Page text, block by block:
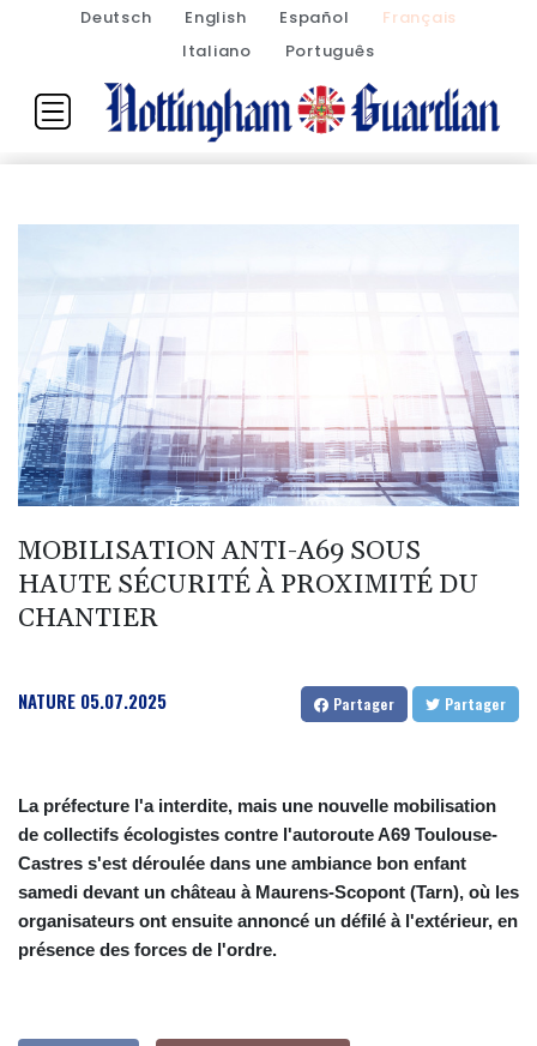
Deutsch English Español
Français
Italiano
Português
MOBILISATION ANTI-A69 SOUS
HAUTE SÉCURITÉ À PROXIMITÉ DU
CHANTIER
NATURE 05.07.2025 Partager Partager
La préfecture l'a interdite, mais une nouvelle mobilisation
de collectifs écologistes contre l'autoroute A69 Toulouse-
Castres s'est déroulée dans une ambiance bon enfant
samedi devant un château à Maurens-Scopont (Tarn), où les
organisateurs ont ensuite annoncé un défilé à l'extérieur, en
présence des forces de l'ordre.